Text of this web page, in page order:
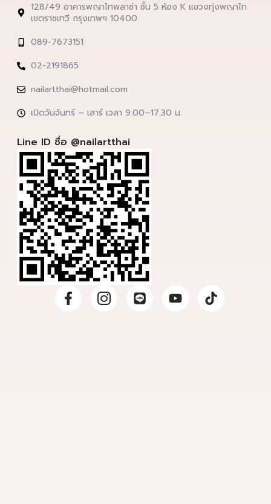
128/49 อาคารพญาไทพลาซ่า ชั้น 5 ห้อง K แขวงทุ่งพญาไท
เขตราชเทวี กรุงเทพฯ 10400
089-7673151
02-2191865
nailartthai@hotmail.com
เปิดวันจันทร์ – เสาร์ เวลา 9.00–17.30 น.
Line ID ชื่อ @nailartthai